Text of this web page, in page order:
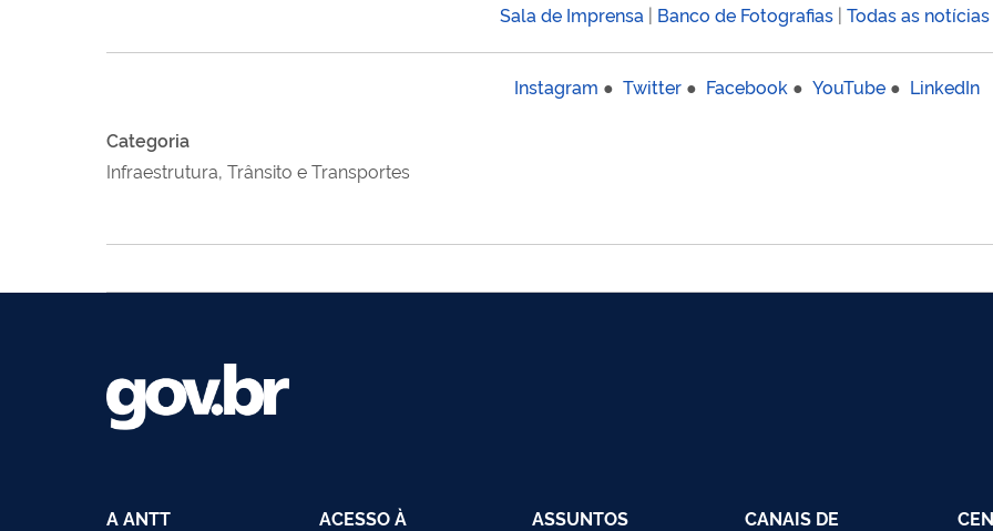
Sala de Imprensa | Banco de Fotografias | Todas as notícias
Instagram ● Twitter ● Facebook ● YouTube ● LinkedIn
Categoria
Infraestrutura, Trânsito e Transportes
A ANTT
ACESSO À
ASSUNTOS
CANAIS DE